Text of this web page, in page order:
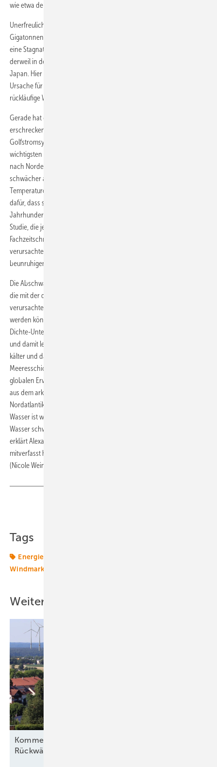
wie etwa der Abkehr von Palmöl in Europa.
Unerfreulich: Der CO2-Ausstoß stieg um 1,4 Prozent auf 32,5
Gigatonnen - einen bisher nie erreichten Wert. Drei Jahre lang gelang
eine Stagnation, jetzt also Wachstum. Zurück ging der CO2-Ausstoß
derweil in den USA - dort deutlich, in Großbritannien, Mexiko und
Japan. Hier ist auch nicht nur der Zubau der Erneuerbaren die
Ursache für einen Rückgang , auch eine stagnierenden oder
rückläufige Wirtschaft sorgt für niedrigere Emissionen.
Gerade hat das Potsdam Insititut für Klimafolgenforschung eine neue
erschreckende Erkenntnis zum Klimawandel bekannt gegeben. Die als
Golfstromsystem bekannte Umwälzströmung im Atlantik – eines der
wichtigsten Wärmetransportsysteme der Erde, das warmes Wasser
nach Norden und kaltes Wasser nach Süden pumpt – ist heute
schwächer als je zuvor in den vergangenen 1.000 Jahren.
Temperaturdaten von der Meeresoberfläche liefern neue Belege
dafür, dass sich diese große Ozeanzirkulation seit Mitte
Jahrhunderts um etwa 15 Prozent verlangsamt hat. Das zeigt eine
Studie, die jetzt von einem internationalen Wissenschaftlerteam in der
Fachzeitschrift
verursachte Klimawandel ist der Hauptverdächtige für diese
beunruhigenden Beobachtungen.
Die Abschwächung wird durch eine Reihe von Faktoren verursacht,
die mit der durch Treibhausgase aus fossilen Brennstoffen
verursachten globalen Erwärmung in Zusammenhang gebracht
werden können. Die Umwälzströmung des Atlantik wird durch die
Dichte-Unterschiede des Meerwassers angetrieben: Wenn das warme
und damit leichtere Wasser von Süden nach Norden fließt, wird es
kälter und damit dichter und schwerer – es sinkt in tiefere
Meeresschichten und fließt zurück in den Süden. „Aber mit der
globalen Erwärmung, verstärkten Regenfällen sowie Schmelzwasser
aus dem arktischen Meereis und Grönlandeis wird das Wasser des
Nordatlantiks verdünnt, sein Salzgehalt sinkt. Weniger salzhaltiges
Wasser ist weniger dicht und damit weniger schwer – was es für das
Wasser schwieriger macht, von der Oberfläche in die Tiefe zu sinken“,
erklärt Alexander Robinson von der Universität Madrid, der die Studie
mitverfasst hat.
(Nicole Weinhold)
Tags
Energiemarkt
Windmarkt
Weitere Inhalte
Kommentar: Polemik gegen Referenzertrag. Im
Rückwärtsgang aus dem